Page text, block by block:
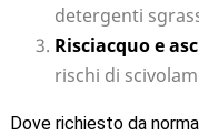
detergenti
Risciacquo e
rischi di
Dove richiesto da